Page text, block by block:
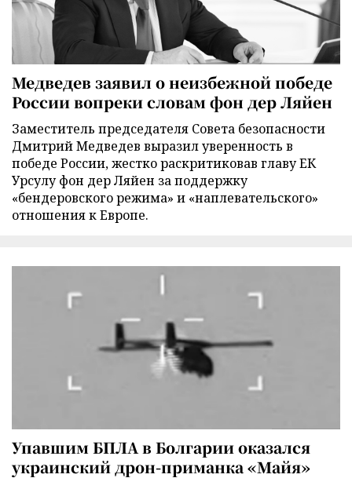
Медведев заявил о неизбежной победе
России вопреки словам фон дер Ляйен
Заместитель председателя Совета безопасности
Дмитрий Медведев выразил уверенность в
победе России, жестко раскритиковав главу ЕК
Урсулу фон дер Ляйен за поддержку
«бендеровского режима» и «наплевательского»
отношения к Европе.
Упавшим БПЛА в Болгарии оказался
украинский дрон-приманка «Майя»